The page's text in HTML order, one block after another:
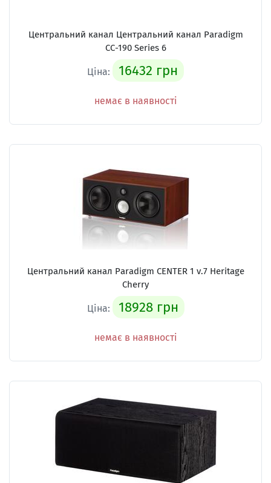
Центральний канал Центральний канал Paradigm
CC-190 Series 6
Ціна: 16432 грн
немає в наявності
Центральний канал Paradigm CENTER 1 v.7 Heritage
Cherry
Ціна: 18928 грн
немає в наявності